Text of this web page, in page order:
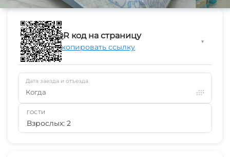
QR код на страницу
Скопировать ссылку
▼
Дата заезда и отъезда
Когда
ГОСТИ
Взрослых: 2